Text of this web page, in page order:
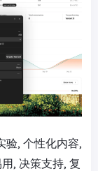
验, 个性化内容,
, 决策支持, 复